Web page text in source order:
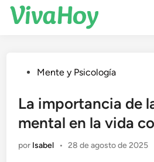
Saltar
Publicado
Mente y Psicología
La importancia de
mental en la vida
por Isabel • 28 de agosto de 2025